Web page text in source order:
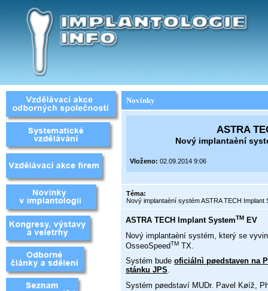
Novinky
ASTRA
Nový implantaèní
Vloženo: 02.09.2014 9:06
Téma:
Nový implantaèní systém ASTRA TECH Implant
ASTRA TECH Implant SystemTM EV
Nový implantaèní systém, který se
OsseoSpeedTM TX.
Systém bude oficiálnì pøedstaven na
stánku JPS.
Systém pøedstaví MUDr. Pavel Køíž,